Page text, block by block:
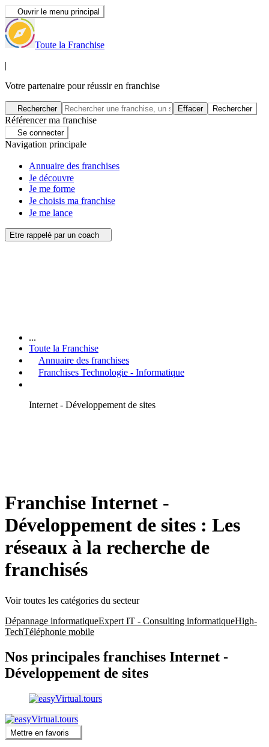
Ouvrir le menu principal
Toute la Franchise
|
Votre partenaire pour réussir en franchise
Rechercher Effacer Rechercher
Référencer ma franchise
Se connecter
Navigation principale
Annuaire des franchises
Je découvre
Je me forme
Je choisis ma franchise
Je me lance
Etre rappelé par un coach
...
Toute la Franchise
Annuaire des franchises
Franchises Technologie - Informatique
Internet - Développement de sites
Franchise Internet -
Développement de sites : Les
réseaux à la recherche de
franchisés
Voir toutes les catégories du secteur
Dépannage informatiqueExpert IT - Consulting informatiqueHigh-
TechTéléphonie mobile
Nos principales franchises Internet -
Développement de sites
Mettre en favoris